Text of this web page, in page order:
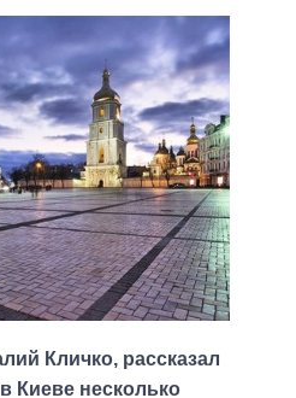
Кличко, рассказал
Киеве несколько